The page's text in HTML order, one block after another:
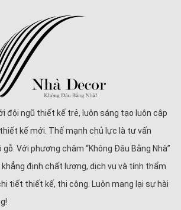
đội ngũ thiết kế trẻ, luôn sáng tạo luôn cập
kế mới. Thế mạnh chủ lực là tư vấn
Với phương châm “Không Đâu Bằng Nhà”
định chất lượng, dịch vụ và tính thẩm
tiết thiết kế, thi công. Luôn mang lại sự hài